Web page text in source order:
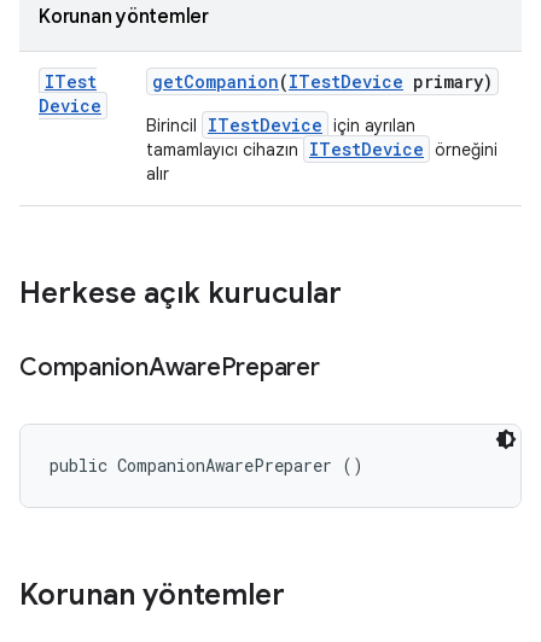
Korunan yöntemler
ITest
Device
getCompanion(ITestDevice primary)
Birincil ITestDevice için ayrılan
tamamlayıcı cihazın
ITestDevice örneğini
alır
Herkese açık kurucular
CompanionAwarePreparer
public CompanionAwarePreparer ()
Korunan yöntemler